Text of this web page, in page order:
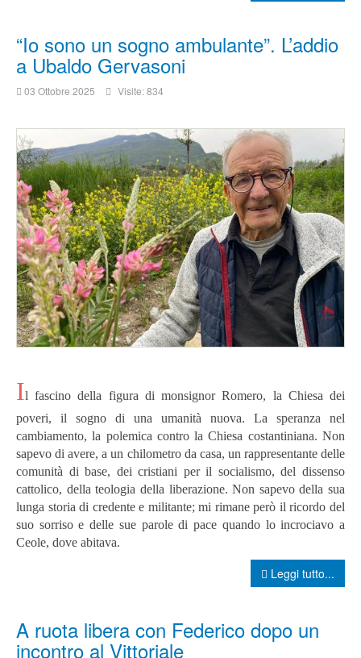
“Io sono un sogno ambulante”. L’addio
a Ubaldo Gervasoni
03 Ottobre 2025 Visite: 834
Il fascino della figura di monsignor Romero, la Chiesa dei
poveri, il sogno di una umanità nuova. La speranza nel
cambiamento, la polemica contro la Chiesa costantiniana. Non
sapevo di avere, a un chilometro da casa, un rappresentante delle
comunità di base, dei cristiani per il socialismo, del dissenso
cattolico, della teologia della liberazione. Non sapevo della sua
lunga storia di credente e militante; mi rimane però il ricordo del
suo sorriso e delle sue parole di pace quando lo incrociavo a
Ceole, dove abitava.
Leggi tutto...
A ruota libera con Federico dopo un
incontro al Vittoriale